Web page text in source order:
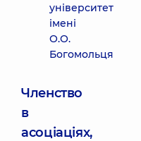
університет
імені
О.О.
Богомольця
Членство
в
асоціаціях,